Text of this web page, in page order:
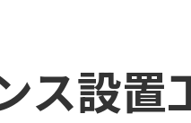
ス設置